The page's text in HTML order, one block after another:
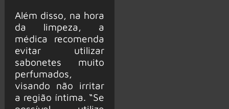
Além disso, na hora
da limpeza, a
médica recomenda
evitar utilizar
sabonetes muito
perfumados,
visando não irritar
a região íntima. “Se